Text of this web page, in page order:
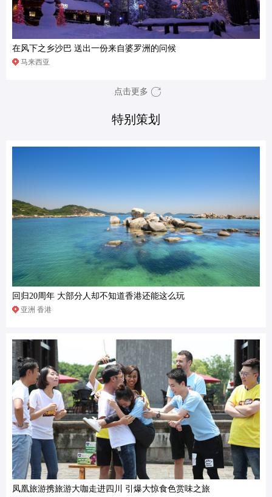
在风下之乡沙巴 送出一份来自婆罗洲的问候
马来西亚
点击更多
特别策划
回归20周年 大部分人却不知道香港还能这么玩
亚洲 香港
凤凰旅游携旅游大咖走进四川 引爆大惊食色赏味之旅